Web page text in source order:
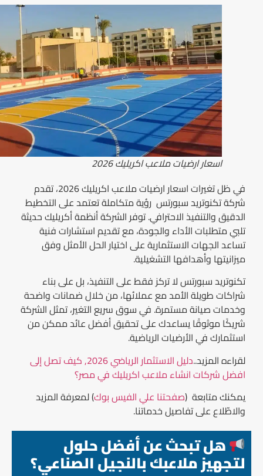
اسعار ارضيات ملاعب اكريليك 2026
في ظل تغيرات اسعار ارضيات ملاعب اكريليك 2026، تقدم
شركة تكنوتريد سبورتس رؤية متكاملة تعتمد على التخطيط
الدقيق والتنفيذ الاحترافي. توفر الشركة أنظمة أكريليك حديثة
تلبي متطلبات الأداء والجودة، مع تقديم استشارات فنية
تساعد الجهات الاستثمارية على اختيار الحل الأمثل وفق
ميزانيتها وأهدافها التشغيلية.
تكنوتريد سبورتس لا تركز فقط على التنفيذ، بل على بناء
شراكات طويلة الأمد مع عملائها، من خلال ضمانات واضحة
وخدمات صيانة مستمرة. في سوق سريع التغير، تمثل الشركة
شريكًا موثوقًا يساعدك على تحقيق أفضل عائد ممكن من
استثمارك في الأرضيات الرياضية.
لقراءه المزيد..
دليل الاستثمار الرياضي 2026, كيف تصل إلى
افضل شركات انشاء ملاعب اكريليك في مصر؟
يمكنك متابعة ( صفحتنا علي الفيس بوك) لمعرفة المزيد
والاطّلاع على تفاصيل خدماتنا.
هل تبحث عن أفضل حلول
لتجهيز ملاعبك بالنجيل الصناعي؟